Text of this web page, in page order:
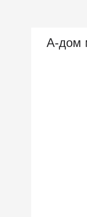
А-дом